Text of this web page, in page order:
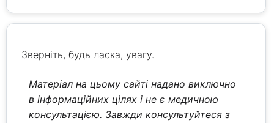
Зверніть, будь ласка, увагу.
Матеріал на цьому сайті надано виключно
в інформаційних цілях і не є медичною
консультацією. Завжди консультуйтеся з